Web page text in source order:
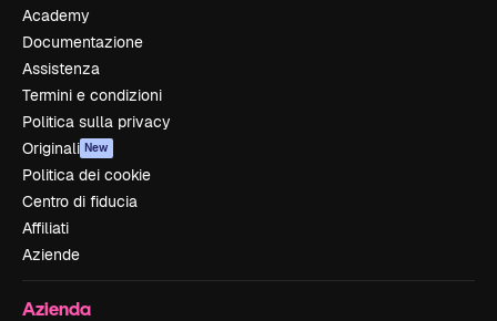
Academy
Documentazione
Assistenza
Termini e condizioni
Politica sulla privacy
Originali New
Politica dei cookie
Centro di fiducia
Affiliati
Aziende
Azienda